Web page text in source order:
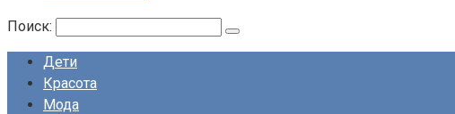
Поиск:
Дети
Красота
Мода